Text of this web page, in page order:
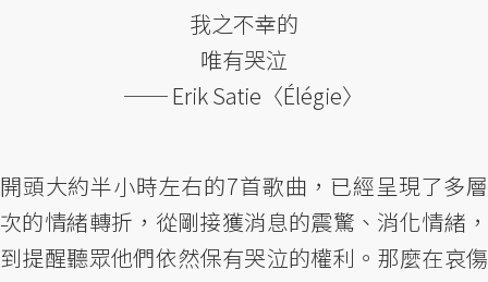
我之不幸的
唯有哭泣
── Erik Satie〈Élégie〉
開頭大約半小時左右的7首歌曲，已經呈現了多層
次的情緒轉折，從剛接獲消息的震驚、消化情緒，
到提醒聽眾他們依然保有哭泣的權利。那麼在哀傷